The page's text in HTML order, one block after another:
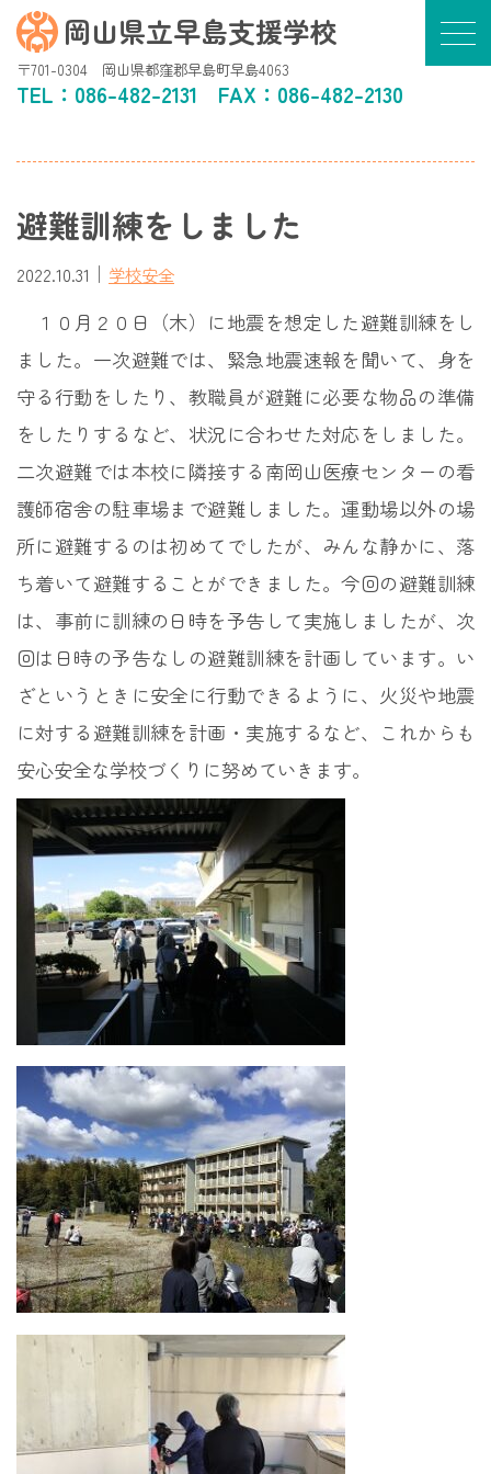
岡山県立早島支援学校
〒701-0304 岡山県都窪郡早島町早島4063
TEL： 086-482-2131 FAX：086-482-2130
避難訓練をしました
2022.10.31 ｜ 学校安全
１０月２０日（木）に地震を想定した避難訓練をし
ました。一次避難では、緊急地震速報を聞いて、身を
守る行動をしたり、教職員が避難に必要な物品の準備
をしたりするなど、状況に合わせた対応をしました。
二次避難では本校に隣接する南岡山医療センターの看
護師宿舎の駐車場まで避難しました。運動場以外の場
所に避難するのは初めてでしたが、みんな静かに、落
ち着いて避難することができました。今回の避難訓練
は、事前に訓練の日時を予告して実施しましたが、次
回は日時の予告なしの避難訓練を計画しています。い
ざというときに安全に行動できるように、火災や地震
に対する避難訓練を計画・実施するなど、これからも
安心安全な学校づくりに努めていきます。